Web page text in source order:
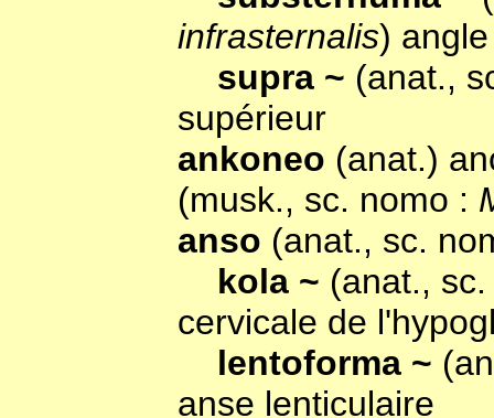
infrasternalis)
supra ~ (anat.,
supérieur
ankoneo (anat.)
(musk., sc. nomo :
anso (anat., sc.
kola ~ (anat.,
cervicale de
lentoforma ~
anse lenticulaire